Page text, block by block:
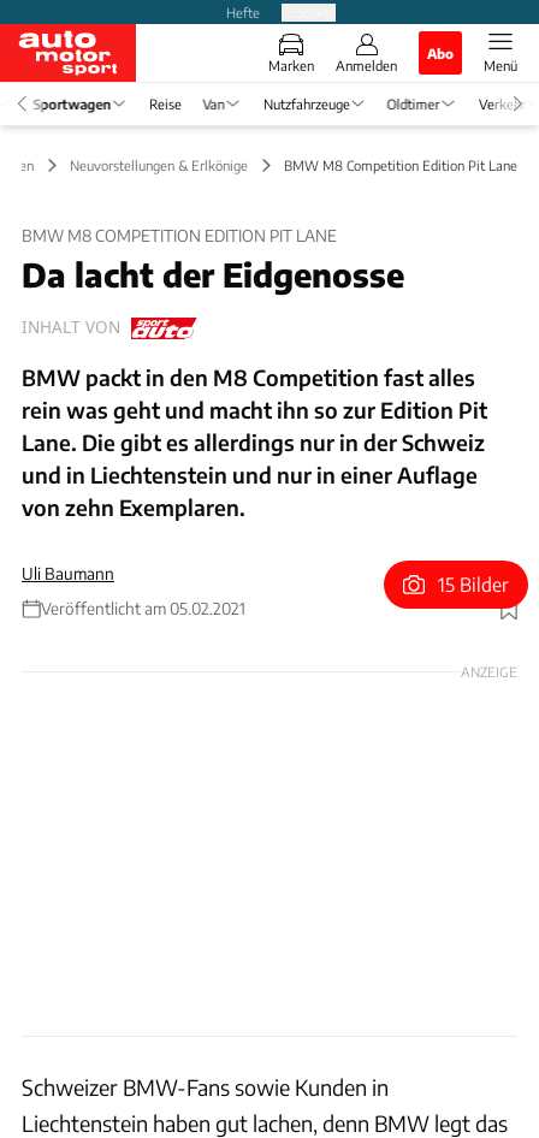
Hefte
Marken Anmelden
Abo
Menü
Sportwagen Reise Van Nutzfahrzeuge Oldtimer Verkehr
Neuvorstellungen & Erlkönige BMW M8 Competition Edition Pit Lane
BMW M8 COMPETITION EDITION PIT LANE
Da lacht der Eidgenosse
INHALT VON
BMW packt in den M8 Competition fast alles
rein was geht und macht ihn so zur Edition Pit
Lane. Die gibt es allerdings nur in der Schweiz
und in Liechtenstein und nur in einer Auflage
von zehn Exemplaren.
Uli Baumann
Veröffentlicht am 05.02.2021
Foto: BMW
15 Bilder
ANZEIGE
Schweizer BMW-Fans sowie Kunden in
Liechtenstein haben gut lachen, denn BMW legt das